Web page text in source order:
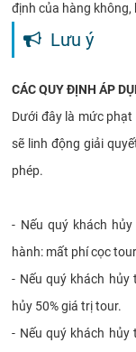
định của hàng không,
Lưu ý
CÁC QUY ĐỊNH ÁP
Dưới đây là mức
sẽ linh động giải
phép.
- Nếu quý khách
hành: mất phí cọc tour
- Nếu quý khách
hủy 50% giá trị tour.
- Nếu quý khách